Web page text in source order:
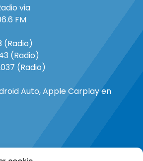
via
FM
(Radio)
(Radio)
(Radio)
Auto, Apple Carplay en